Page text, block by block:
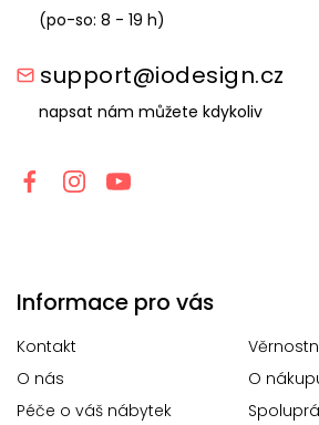
(po-so: 8 - 19 h)
support@iodesign.cz
napsat nám můžete kdykoliv
Informace pro vás
Kontakt
O nás
O
Péče o váš nábytek